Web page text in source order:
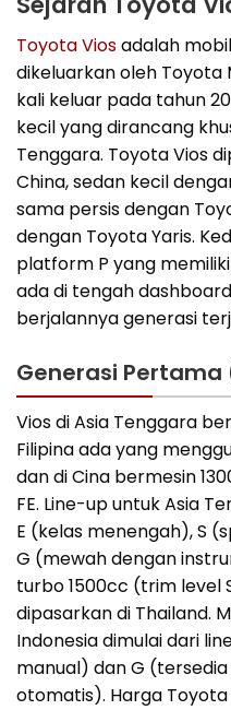
Toyota Viosadalah
dikeluarkan oleh
kali keluar pada tahun
kecil yang dirancang
Tenggara. Toyota Vios
China, sedan kecil
sama persis dengan
dengan Toyota Yaris.
platform P yang
ada di tengah
berjalannya generasi
Generasi
Vios di Asia Tenggara
Filipina ada yang
dan di Cina bermesin
FE. Line-up untuk Asia
E (kelas menengah), S
G (mewah dengan
turbo 1500cc (trim level
dipasarkan di Thailand.
Indonesia dimulai dari
manual) dan G
otomatis). Harga Toyota